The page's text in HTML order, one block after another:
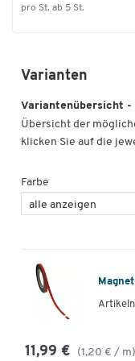
pro St. ab 5 St.
Varianten
Variantenübersicht -
Übersicht der
klicken Sie auf die
Farbe
11,99 €
(1,20 € / m)